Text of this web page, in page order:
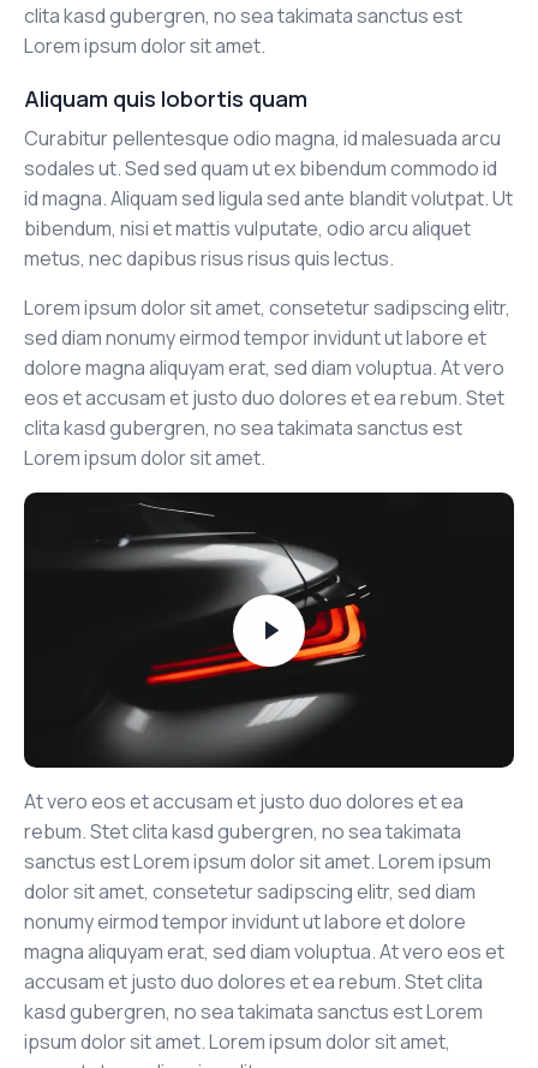
clita kasd gubergren, no sea takimata sanctus est
Lorem ipsum dolor sit amet.
Aliquam quis lobortis quam
Curabitur pellentesque odio magna, id malesuada arcu
sodales ut. Sed sed quam ut ex bibendum commodo id
id magna. Aliquam sed ligula sed ante blandit volutpat. Ut
bibendum, nisi et mattis vulputate, odio arcu aliquet
metus, nec dapibus risus risus quis lectus.
Lorem ipsum dolor sit amet, consetetur sadipscing elitr,
sed diam nonumy eirmod tempor invidunt ut labore et
dolore magna aliquyam erat, sed diam voluptua. At vero
eos et accusam et justo duo dolores et ea rebum. Stet
clita kasd gubergren, no sea takimata sanctus est
Lorem ipsum dolor sit amet.
At vero eos et accusam et justo duo dolores et ea
rebum. Stet clita kasd gubergren, no sea takimata
sanctus est Lorem ipsum dolor sit amet. Lorem ipsum
dolor sit amet, consetetur sadipscing elitr, sed diam
nonumy eirmod tempor invidunt ut labore et dolore
magna aliquyam erat, sed diam voluptua. At vero eos et
accusam et justo duo dolores et ea rebum. Stet clita
kasd gubergren, no sea takimata sanctus est Lorem
ipsum dolor sit amet. Lorem ipsum dolor sit amet,